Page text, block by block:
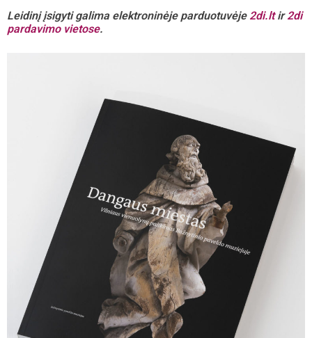
Leidinį įsigyti galima elektroninėje parduotuvėje 2di.ltir2di
pardavimo vietose.